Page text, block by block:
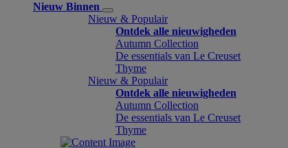
Nieuw Binnen
Nieuw & Populair
Ontdek alle nieuwigheden
Autumn Collection
De essentials van Le Creuset
Thyme
Nieuw & Populair
Ontdek alle nieuwigheden
Autumn Collection
De essentials van Le Creuset
Thyme